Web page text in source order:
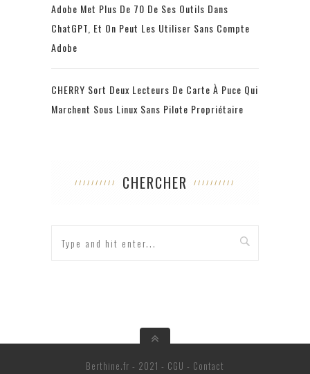
Adobe Met Plus De 70 De Ses Outils Dans
ChatGPT, Et On Peut Les Utiliser Sans Compte
Adobe
CHERRY Sort Deux Lecteurs De Carte À Puce Qui
Marchent Sous Linux Sans Pilote Propriétaire
CHERCHER
Berthine.fr - 2021 - CGU - Contact